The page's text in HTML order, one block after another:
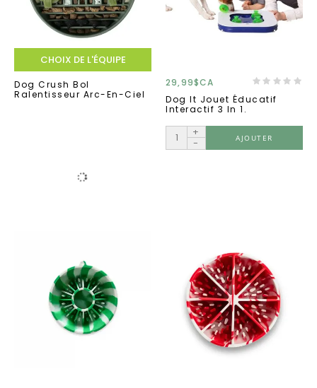
CHOIX DE L'ÉQUIPE
Dog Crush Bol
Ralentisseur Arc-En-Ciel
29,99$CA
Dog It Jouet Éducatif
Interactif 3 In 1.
+
-
AJOUTER